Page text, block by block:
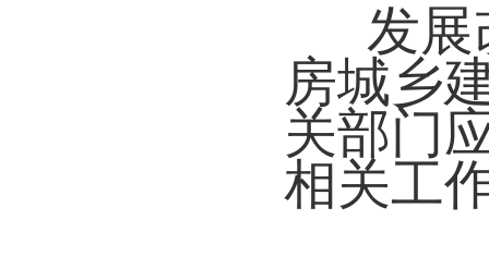
发展
房城乡
关部门
相关工